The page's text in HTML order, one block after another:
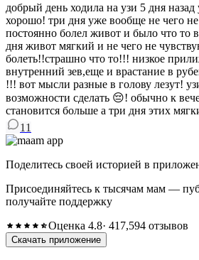
добрый день ходила на узи 5 дня
хорошо! три дня уже вообще не чего
постоянно болел живот и было что то
дня живот мягкий и не чего не
болеть!!страшно что то!!! низкое
внутренний зев,еще и врастание в
!!! вот мысли разные в голову лезут!
возможности сделать 😔! обычно к
становится больше а три дня этих
11
Поделитесь своей историей в
Присоединяйтесь к тысячам мам —
получайте поддержку
Оценка 4.8· 417,594 отзывов
Скачать приложение